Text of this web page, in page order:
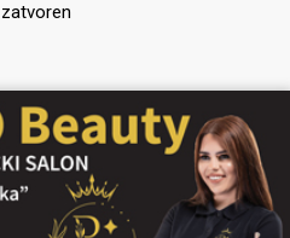
zatvoren